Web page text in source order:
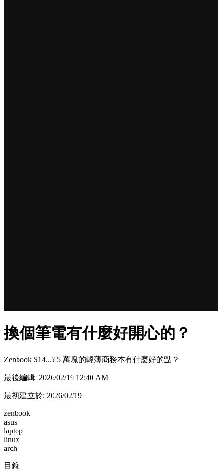
換個筆電有什麼好開心的？
Zenbook S14...? 5 萬塊的輕薄商務本有什麼好的點？
最後編輯: 2026/02/19 12:40 AM
最初建立於: 2026/02/19
zenbook
asus
laptop
linux
arch
目錄